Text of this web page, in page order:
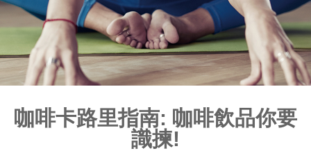
咖啡卡路里指南: 咖啡飲品你要
識揀!